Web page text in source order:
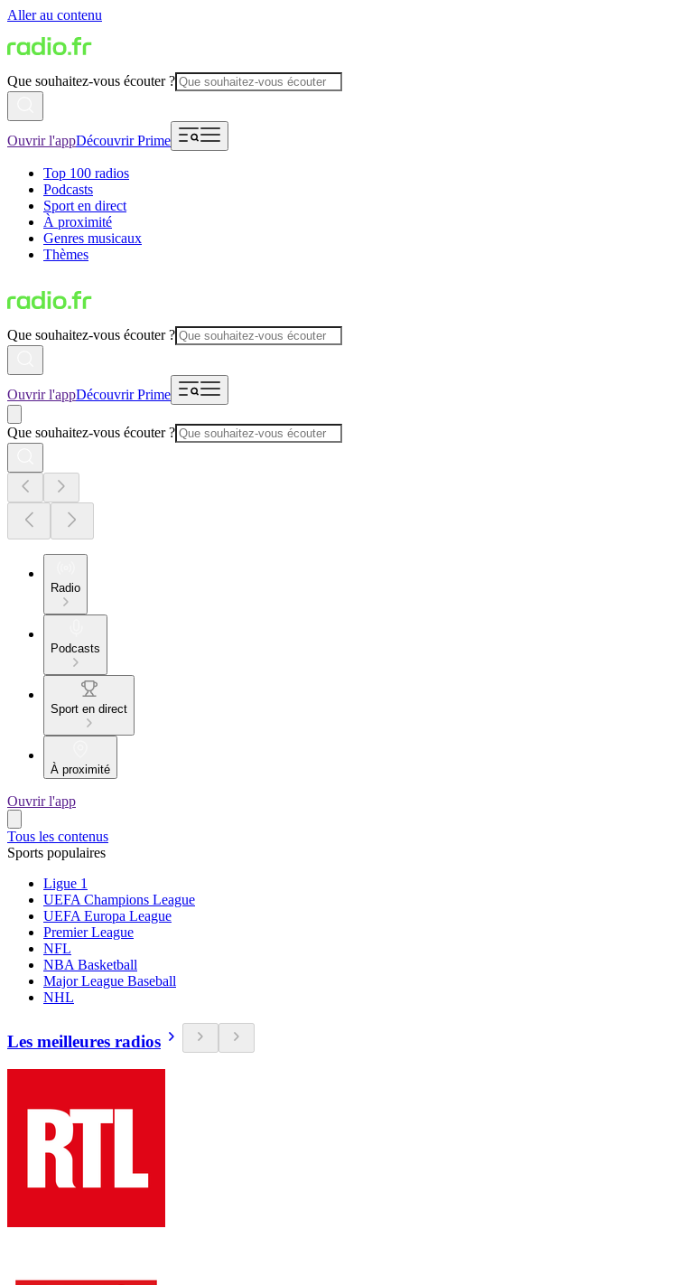
Aller au contenu
Que souhaitez-vous écouter ?
Ouvrir l'appDécouvrir Prime
Top 100 radios
Podcasts
Sport en direct
À proximité
Genres musicaux
Thèmes
Que souhaitez-vous écouter ?
Ouvrir l'appDécouvrir Prime
Que souhaitez-vous écouter ?
Radio
Podcasts
Sport en direct
À proximité
Ouvrir l'app
Tous les contenus
Sports populaires
Ligue 1
UEFA Champions League
UEFA Europa League
Premier League
NFL
NBA Basketball
Major League Baseball
NHL
Les meilleures radios